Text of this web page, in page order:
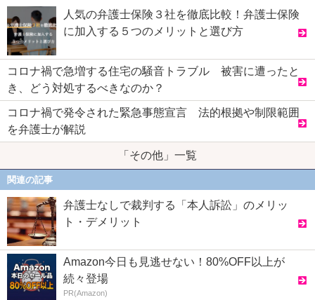
人気の弁護士保険３社を徹底比較！弁護士保険
に加入する５つのメリットと選び方
コロナ禍で急増する住宅の騒音トラブル 被害に遭ったと
き、どう対処するべきなのか？
コロナ禍で発令された緊急事態宣言 法的根拠や制限範囲
を弁護士が解説
「その他」一覧
関連の記事
弁護士なしで裁判する「本人訴訟」のメリッ
ト・デメリット
Amazon今日も見逃せない！80%OFF以上が
続々登場
PR(Amazon)